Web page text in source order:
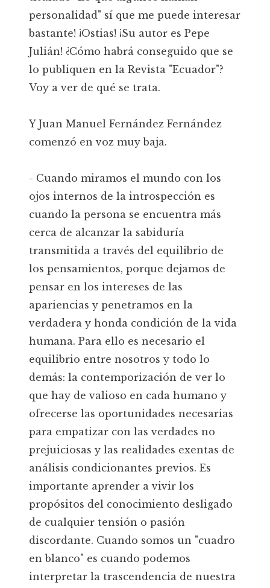
personalidad" sí que me puede interesar
bastante! ¡Ostias! ¡Su autor es Pepe
Julián! ¿Cómo habrá conseguido que se
lo publiquen en la Revista "Ecuador"?
Voy a ver de qué se trata.
Y Juan Manuel Fernández Fernández
comenzó en voz muy baja.
- Cuando miramos el mundo con los
ojos internos de la introspección es
cuando la persona se encuentra más
cerca de alcanzar la sabiduría
transmitida a través del equilibrio de
los pensamientos, porque dejamos de
pensar en los intereses de las
apariencias y penetramos en la
verdadera y honda condición de la vida
humana. Para ello es necesario el
equilibrio entre nosotros y todo lo
demás: la contemporización de ver lo
que hay de valioso en cada humano y
ofrecerse las oportunidades necesarias
para empatizar con las verdades no
prejuiciosas y las realidades exentas de
análisis condicionantes previos. Es
importante aprender a vivir los
propósitos del conocimiento desligado
de cualquier tensión o pasión
discordante. Cuando somos un "cuadro
en blanco" es cuando podemos
interpretar la trascendencia de nuestra